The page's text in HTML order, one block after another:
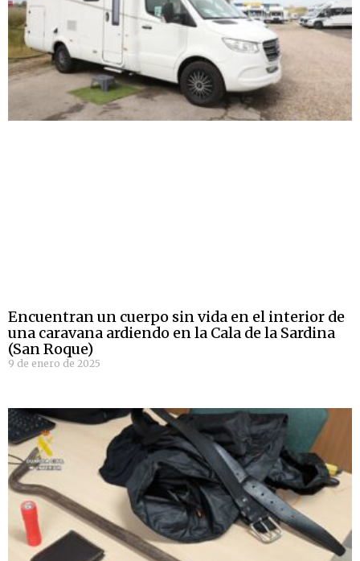
Encuentran un cuerpo sin vida en el interior de
una caravana ardiendo en la Cala de la Sardina
(San Roque)
9 de enero de 2025